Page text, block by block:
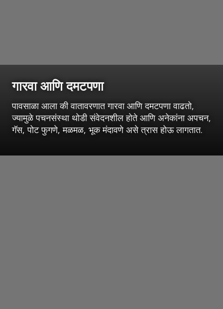
गारवा आणि दमटपणा
पावसाळा आला की वातावरणात गारवा आणि दमटपणा वाढतो,
ज्यामुळे पचनसंस्था थोडी संवेदनशील होते आणि अनेकांना अपचन,
गॅस, पोट फुगणे, मळमळ, भूक मंदावणे असे त्रास होऊ लागतात.